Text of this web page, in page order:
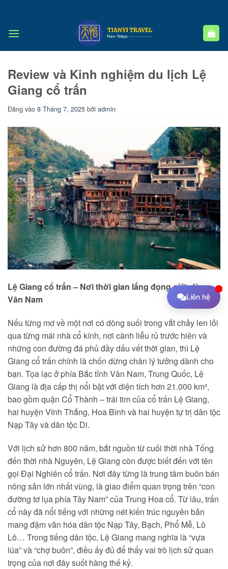
nội
Review và Kinh nghiệm du lịch Lệ
Giang cổ trấn
Đăng vào 8 Tháng 7, 2025 bởi admin
Lệ Giang cổ trấn – Nơi thời gian lắng đọng giữa lòng
Vân Nam
Nếu từng mơ về một nơi có dòng suối trong vắt chảy len lỏi
qua từng mái nhà cổ kính, nơi cành liễu rủ trước hiên và
những con đường đá phủ đầy dấu vết thời gian, thì Lệ
Giang cổ trấn chính là chốn dừng chân lý tưởng dành cho
bạn. Tọa lạc ở phía Bắc tỉnh Vân Nam, Trung Quốc, Lệ
Giang là địa cấp thị nổi bật với diện tích hơn 21.000 km²,
bao gồm quận Cổ Thành – trái tim của cổ trấn Lệ Giang,
hai huyện Vĩnh Thắng, Hoa Bình và hai huyện tự trị dân tộc
Nạp Tây và dân tộc Di.
Với lịch sử hơn 800 năm, bắt nguồn từ cuối thời nhà Tống
đến thời nhà Nguyên, Lệ Giang còn được biết đến với tên
gọi Đại Nghiên cổ trấn. Nơi đây từng là trung tâm buôn bán
nông sản lớn nhất vùng, là giao điểm quan trọng trên “con
đường tơ lụa phía Tây Nam” của Trung Hoa cổ. Từ lâu, trấn
cổ này đã nổi tiếng với những nét kiến trúc nguyên bản
mang đậm văn hóa dân tộc Nạp Tây, Bạch, Phổ Mễ, Lô
Lô… Trong tiếng dân tộc, Lệ Giang mang nghĩa là “vựa
lúa” và “chợ buôn”, điều ấy đủ để thấy vai trò lịch sử quan
trọng của nơi đây suốt hàng thế kỷ.
Liên hệ